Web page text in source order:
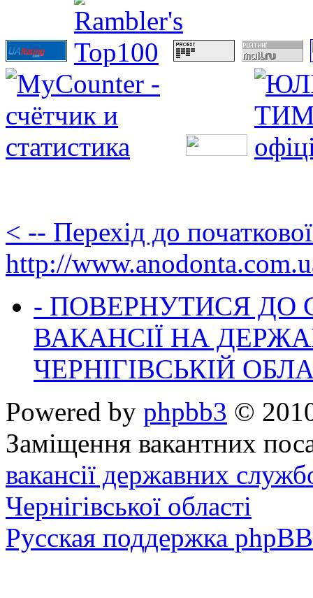
< -- Перехід до
http://
- ПОВЕРНУТИСЯ ДО
ВАКАНСІЇ НА
ЧЕРНІГІВСЬКІЙ
Powered by phpbb3 ©
Заміщення вакантних
вакансії державних
Чернігівської області
Русская поддержка phpBB